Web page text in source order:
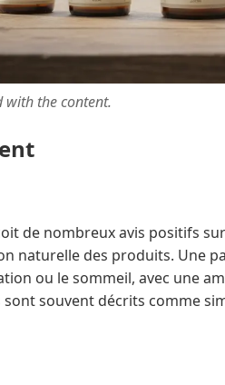
the content.
de nombreux avis positifs
naturelle des produits. Une
ou le sommeil, avec une
souvent décrits comme